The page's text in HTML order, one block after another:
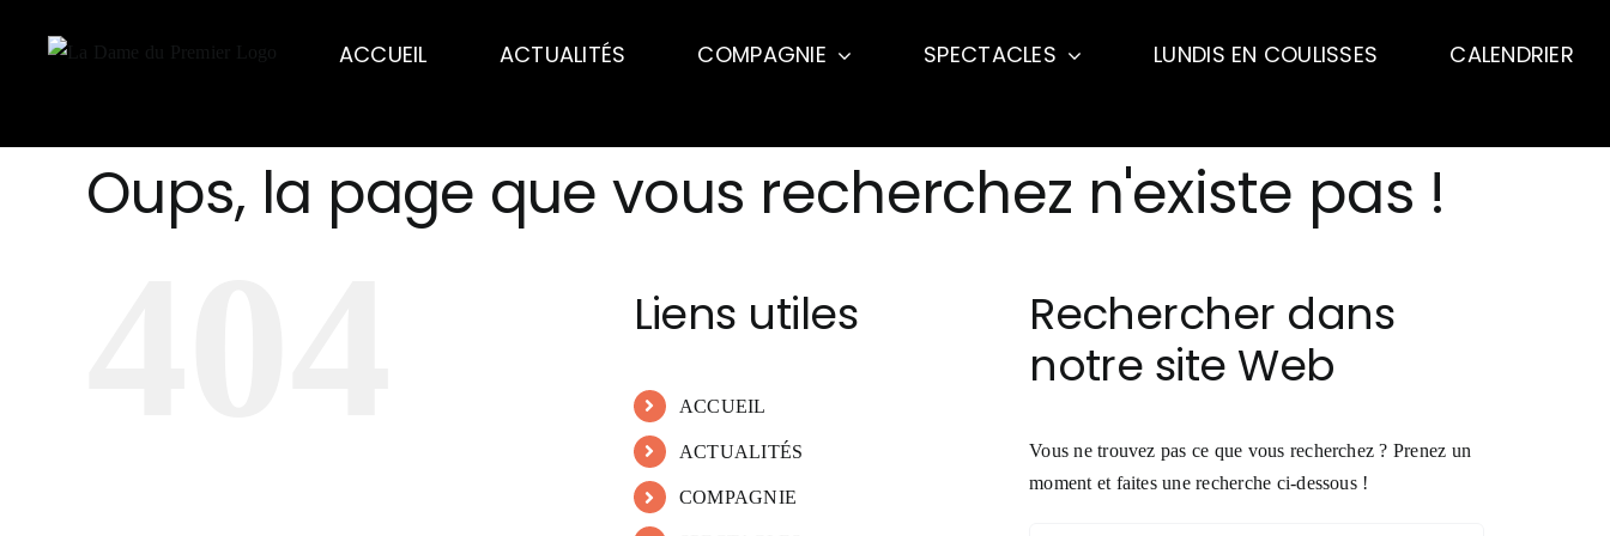
ACCUEIL ACTUALITÉS COMPAGNIE SPECTACLES LUNDIS EN COULISSES CALENDRIER
Oups, la page que vous recherchez n'existe pas !
Liens utiles
ACCUEIL
ACTUALITÉS
COMPAGNIE
Rechercher dans
notre site Web
Vous ne trouvez pas ce que vous recherchez ? Prenez un
moment et faites une recherche ci-dessous !